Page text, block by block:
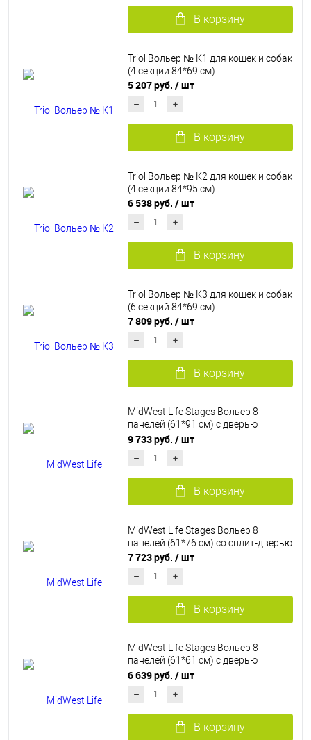
В корзину
Triol Вольер № К1 для кошек и собак
(4 секции 84*69 см)
5 207 руб. / шт
В корзину
Triol Вольер № К2 для кошек и собак
(4 секции 84*95 см)
6 538 руб. / шт
В корзину
Triol Вольер № К3 для кошек и собак
(6 секций 84*69 см)
7 809 руб. / шт
В корзину
MidWest Life Stages Вольер 8
панелей (61*91 см) с дверью
MAXLock
9 733 руб. / шт
В корзину
MidWest Life Stages Вольер 8
панелей (61*76 см) со сплит-дверью
7 723 руб. / шт
В корзину
MidWest Life Stages Вольер 8
панелей (61*61 см) с дверью
MAXLock
6 639 руб. / шт
В корзину